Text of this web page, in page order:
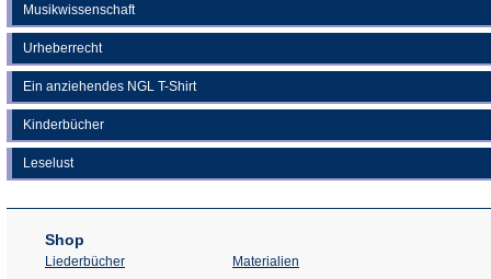
Musikwissenschaft
Urheberrecht
Ein anziehendes NGL T-Shirt
Kinderbücher
Leselust
Shop
Liederbücher Materialien